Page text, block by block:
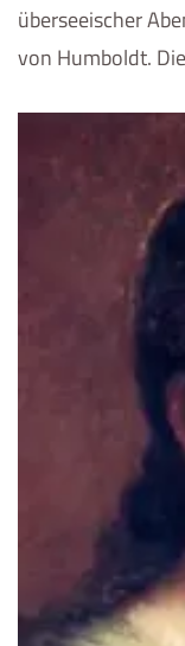
überseeischer
von Humboldt.